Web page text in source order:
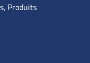
, Produits